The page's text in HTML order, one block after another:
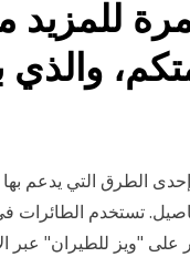
للمزيد
والذي
تستخدم الطائرات
على "ويز للطيران" عبر